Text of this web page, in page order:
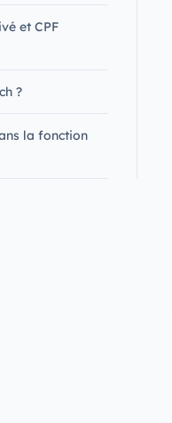
et CPF
?
la fonction